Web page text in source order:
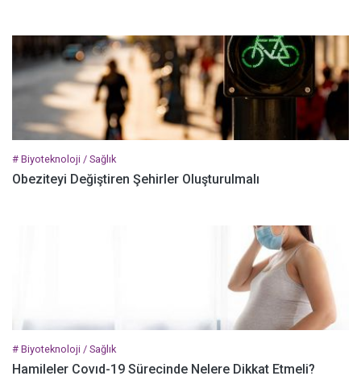
# Biyoteknoloji / Sağlık
Obeziteyi Değiştiren Şehirler Oluşturulmalı
# Biyoteknoloji / Sağlık
Hamileler Covıd-19 Sürecinde Nelere Dikkat Etmeli?